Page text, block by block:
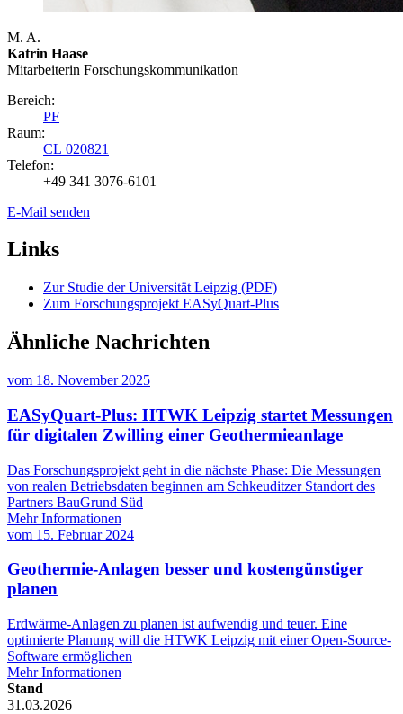
M. A.
Katrin Haase
Mitarbeiterin Forschungs­kommunikation
Bereich:
PF
Raum:
CL 020821
Telefon:
+49 341 3076-6101
E-Mail senden
Links
Zur Studie der Universität Leipzig (PDF)
Zum Forschungsprojekt EASyQuart-Plus
Ähnliche Nachrichten
vom 18. November 2025
EASyQuart-Plus: HTWK Leipzig startet Messungen
für digitalen Zwilling einer Geothermieanlage
Das Forschungsprojekt geht in die nächste Phase: Die Messungen
von realen Betriebsdaten beginnen am Schkeuditzer Standort des
Partners BauGrund Süd
Mehr Informationen
vom 15. Februar 2024
Geothermie-Anlagen besser und kostengünstiger
planen
Erdwärme-Anlagen zu planen ist aufwendig und teuer. Eine
optimierte Planung will die HTWK Leipzig mit einer Open-Source-
Software ermöglichen
Mehr Informationen
Stand
31.03.2026